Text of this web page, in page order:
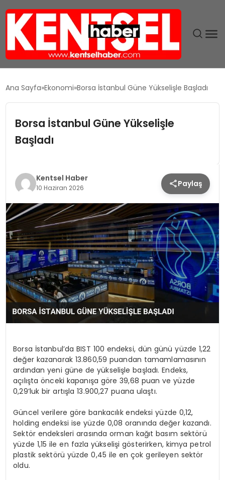
EKONOMI
TEKNOLOJI
MAGAZIN
KÜLTÜR & SANAT
SPOR
SAĞLIK
Ana Sayfa Ekonomi Borsa İstanbul Güne Yükselişle Başladı
Borsa İstanbul Güne Yükselişle
Başladı
Kentsel Haber
10 Haziran 2026 Paylaş
Borsa İstanbul’da BIST 100 endeksi, dün günü yüzde 1,22
değer kazanarak 13.860,59 puandan tamamlamasının
ardından yeni güne de yükselişle başladı. Endeks,
açılışta önceki kapanışa göre 39,68 puan ve yüzde
0,29’luk bir artışla 13.900,27 puana ulaştı.
Güncel verilere göre bankacılık endeksi yüzde 0,12,
holding endeksi ise yüzde 0,08 oranında değer kazandı.
Sektör endeksleri arasında orman kağıt basım sektörü
yüzde 1,15 ile en fazla yükselişi gösterirken, kimya petrol
plastik sektörü yüzde 0,45 ile en çok gerileyen sektör
oldu.